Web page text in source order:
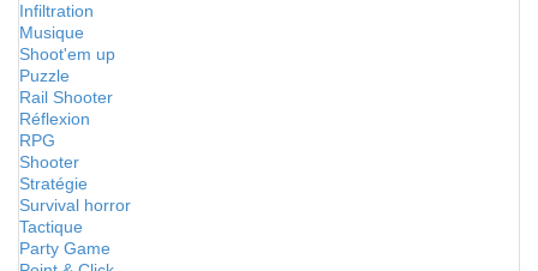
Infiltration
Musique
Shoot'em up
Puzzle
Rail Shooter
Réflexion
RPG
Shooter
Stratégie
Survival horror
Tactique
Party Game